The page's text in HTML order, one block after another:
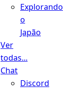
Explorando
o
Japão
Ver
todas...
Chat
Discord